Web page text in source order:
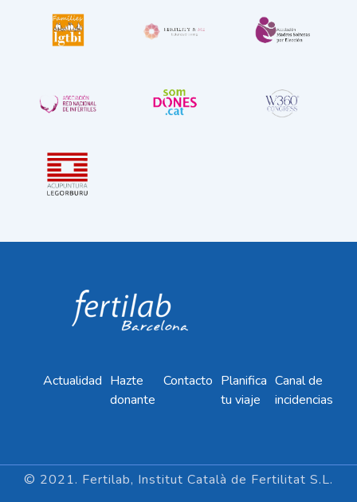
Actualidad Hazte
donante
Contacto Planifica
tu viaje
Canal de
incidencias
© 2021. Fertilab, Institut Català de Fertilitat S.L.